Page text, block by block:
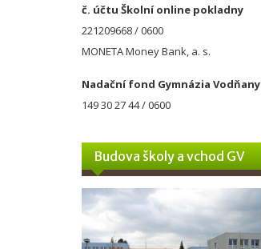
č. účtu Školní online pokladny
221209668 / 0600
MONETA Money Bank, a. s.
Nadační fond Gymnázia Vodňany
149 30 27 44 / 0600
Budova školy a vchod GV